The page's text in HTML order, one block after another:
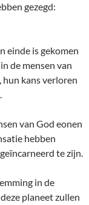
gezegd:
einde is gekomen
de mensen van
kans verloren
van God eonen
hebben
te zijn.
in de
planeet zullen